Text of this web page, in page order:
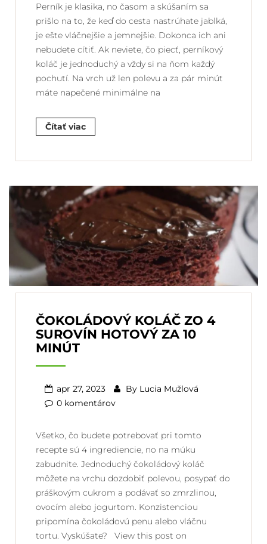
Perník je klasika, no časom a skúšaním sa
prišlo na to, že keď do cesta nastrúhate jablká,
je ešte vláčnejšie a jemnejšie. Dokonca ich ani
nebudete cítiť. Ak neviete, čo piecť, perníkový
koláč je jednoduchý a vždy si na ňom každý
pochutí. Na vrch už len polevu a za pár minút
máte napečené minimálne na
Čítať viac
ČOKOLÁDOVÝ KOLÁČ ZO 4
SUROVÍN HOTOVÝ ZA 10
MINÚT
apr 27, 2023 By Lucia Mužlová
0 komentárov
Všetko, čo budete potrebovať pri tomto
recepte sú 4 ingrediencie, no na múku
zabudnite. Jednoduchý čokoládový koláč
môžete na vrchu dozdobiť polevou, posypať do
práškovým cukrom a podávať so zmrzlinou,
ovocím alebo jogurtom. Konzistenciou
pripomína čokoládovú penu alebo vláčnu
tortu. Vyskúšate? View this post on